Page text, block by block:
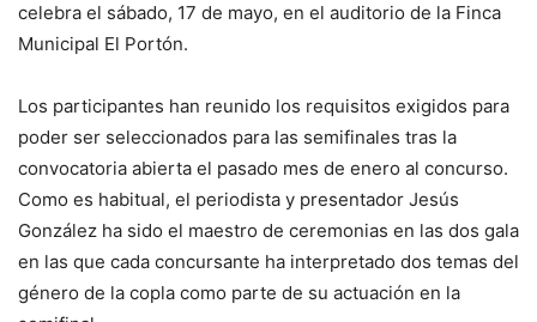
celebra el sábado, 17 de mayo, en el auditorio de la Finca
Municipal El Portón.
Los participantes han reunido los requisitos exigidos para
poder ser seleccionados para las semifinales tras la
convocatoria abierta el pasado mes de enero al concurso.
Como es habitual, el periodista y presentador Jesús
González ha sido el maestro de ceremonias en las dos gala
en las que cada concursante ha interpretado dos temas del
género de la copla como parte de su actuación en la